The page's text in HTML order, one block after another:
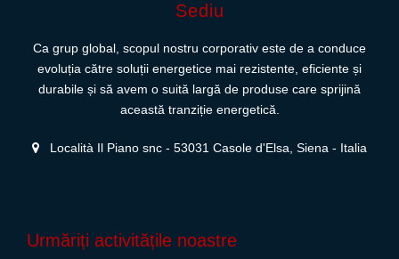
Sediu
Ca grup global, scopul nostru corporativ este de a conduce
evoluția către soluții energetice mai rezistente, eficiente și
durabile și să avem o suită largă de produse care sprijină
această tranziție energetică.
Località Il Piano snc - 53031 Casole d'Elsa, Siena - Italia
Urmăriți activitățile noastre